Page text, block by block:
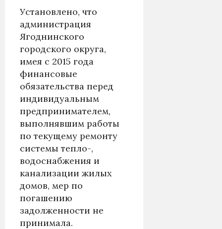
Установлено, что
администрация
Ягоднинского
городского округа,
имея с 2015 года
финансовые
обязательства перед
индивидуальным
предпринимателем,
выполнявшим работы
по текущему ремонту
системы тепло-,
водоснабжения и
канализации жилых
домов, мер по
погашению
задолженности не
принимала.